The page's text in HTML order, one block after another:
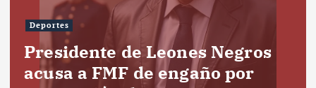
Deportes
Presidente de Leones Negros
acusa a FMF de engaño por